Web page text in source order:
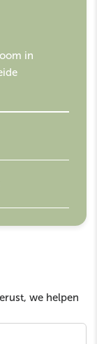
in
we helpen